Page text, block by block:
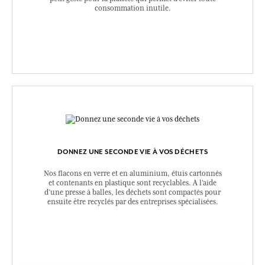
consommation inutile.
DONNEZ UNE SECONDE VIE À VOS DÉCHETS
Nos flacons en verre et en aluminium, étuis cartonnés
et contenants en plastique sont recyclables. A l’aide
d’une presse à balles, les déchets sont compactés pour
ensuite être recyclés par des entreprises spécialisées.